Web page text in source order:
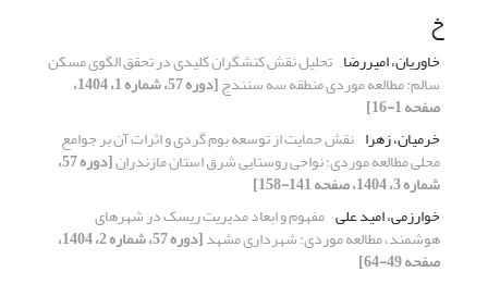
خ
خاوریان، امیررضا تحلیل نقش کنشگران کلیدی در تحقق الگوی مسکن
سالم: مطالعه موردی منطقه سه سنندج [دوره 57، شماره 1، 1404،
صفحه 1-16]
خرمیان، زهرا نقش حمایت از توسعه بوم گردی و اثرات آن بر جوامع
محلی مطالعه موردی: نواحی روستایی شرق استان مازندران [دوره 57،
شماره 3، 1404، صفحه 141-158]
خوارزمی، امید علی مفهوم و ابعاد مدیریت ریسک در شهرهای
هوشمند، مطالعه موردی: شهرداری مشهد [دوره 57، شماره 2، 1404،
صفحه 49-64]